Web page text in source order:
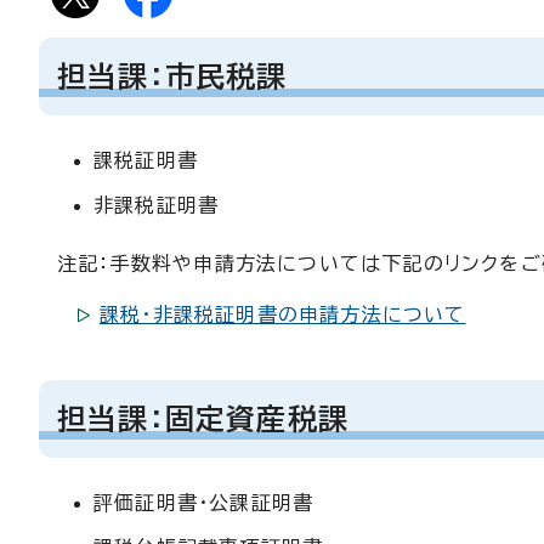
担当課：市民税課
課税証明書
非課税証明書
注記：手数料や申請方法については下記のリンクをご
課税・非課税証明書の申請方法について
担当課：固定資産税課
評価証明書・公課証明書